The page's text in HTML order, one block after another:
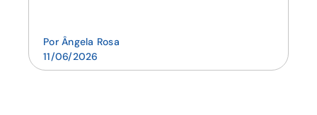
Por Ângela Rosa
11/06/2026